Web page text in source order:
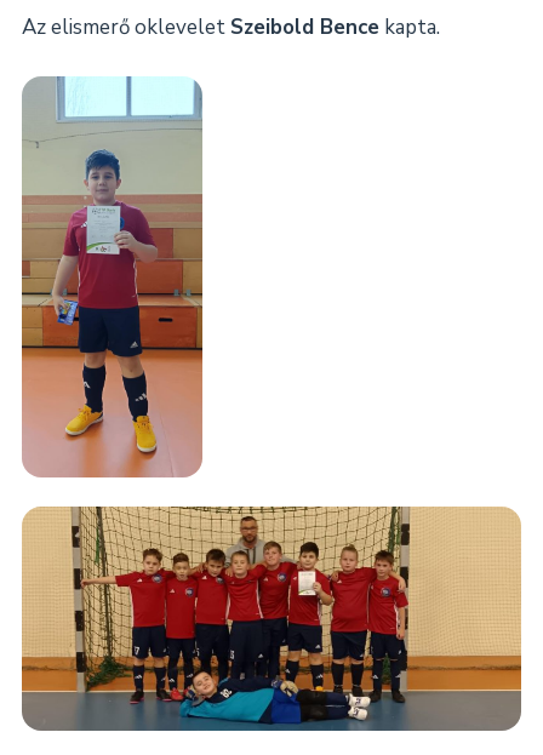
Az elismerő oklevelet Szeibold Bencekapta.